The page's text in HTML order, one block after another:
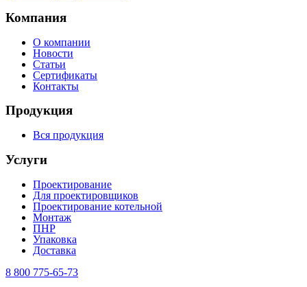
Компания
О компании
Новости
Статьи
Сертификаты
Контакты
Продукция
Вся продукция
Услуги
Проектирование
Для проектировщиков
Проектирование котельной
Монтаж
ПНР
Упаковка
Доставка
8 800 775-65-73